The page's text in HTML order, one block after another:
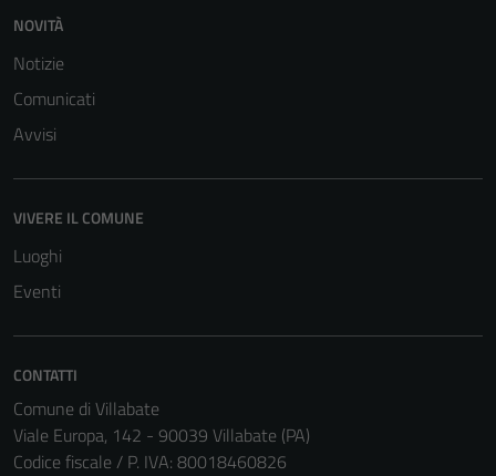
NOVITÀ
Notizie
Comunicati
Avvisi
VIVERE IL COMUNE
Luoghi
Eventi
CONTATTI
Comune di Villabate
Viale Europa, 142 - 90039 Villabate (PA)
Codice fiscale / P. IVA: 80018460826
possono